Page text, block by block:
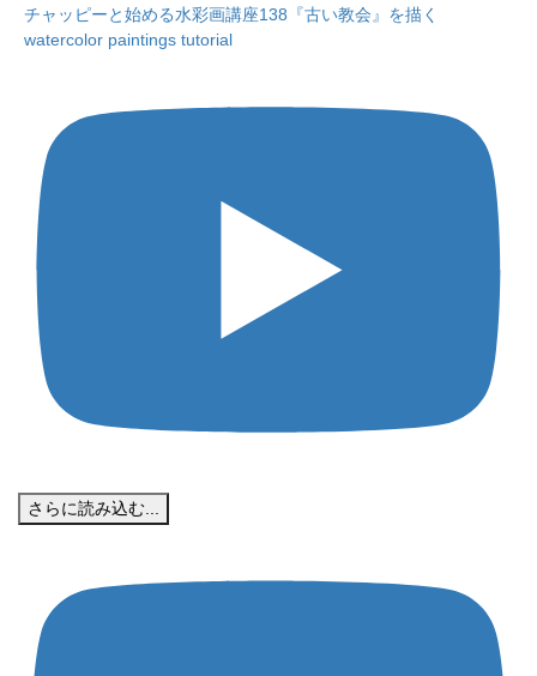
チャッピーと始める水彩画講座138『古い教会』を描く
watercolor paintings tutorial
さらに読み込む...